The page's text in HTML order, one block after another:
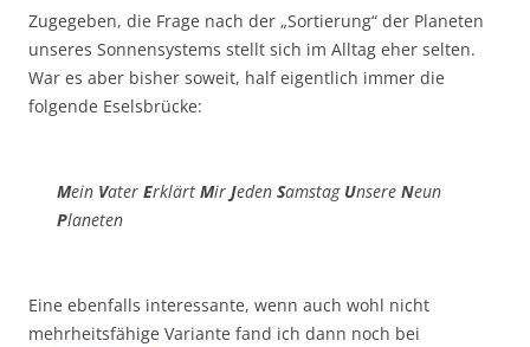
Zugegeben, die Frage nach der „Sortierung“ der Planeten
unseres Sonnensystems stellt sich im Alltag eher selten.
War es aber bisher soweit, half eigentlich immer die
folgende Eselsbrücke:
Mein Vater Erklärt Mir Jeden Samstag Unsere Neun
Planeten
Eine ebenfalls interessante, wenn auch wohl nicht
mehrheitsfähige Variante fand ich dann noch bei